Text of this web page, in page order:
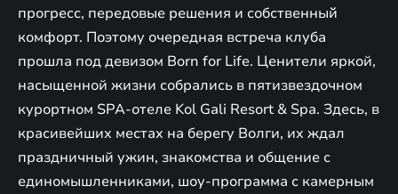
прогресс, передовые решения и собственный̆
комфорт. Поэтому очередная встреча клуба
прошла под девизом Born for Life. Ценители яркой,
насыщенной жизни собрались в пятизвездочном
курортном SPA-отеле Kol Gali Resort & Spa. Здесь, в
красивейших местах на берегу Волги, их ждал
праздничный ужин, знакомства и общение с
единомышленниками, шоу-программа с камерным